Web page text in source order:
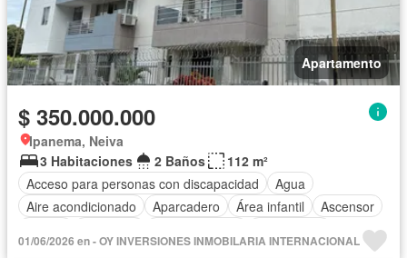
Apartamento
$ 350.000.000
Ipanema, Neiva
3 Habitaciones
2 Baños
112 m²
Acceso para personas con discapacidad
Agua
Aire acondicionado
Aparcadero Área infantil
Ascensor
Internet
Jardín Patio Piscina
Vigilante
01/06/2026 en - OY INVERSIONES INMOBILARIA INTERNACIONAL